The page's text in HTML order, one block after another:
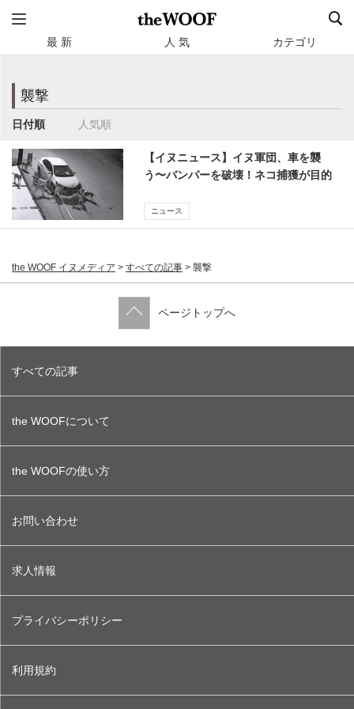
最 新 人 気 カテゴリ
襲撃
日付順 人気順
【イヌニュース】イヌ軍団、車を襲
う〜バンパーを破壊！ネコ捕獲が目的
ニュース
the WOOF イヌメディア > すべての記事 > 襲撃
ページトップへ
すべての記事
the WOOFについて
the WOOFの使い方
お問い合わせ
求人情報
プライバシーポリシー
利用規約